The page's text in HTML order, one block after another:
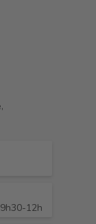
12h